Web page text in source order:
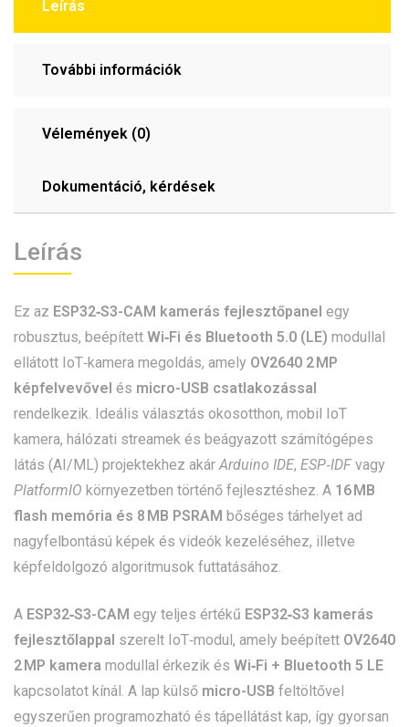
kamerás
Leírás
További információk
Vélemények (0)
Dokumentáció, kérdések
Leírás
Ez az ESP32‑S3-CAM kamerás fejlesztőpanel egy
robusztus, beépített Wi‑Fi és Bluetooth 5.0 (LE) modullal
ellátott IoT‑kamera megoldás, amely OV2640 2 MP
képfelvevővel és micro-USB csatlakozással
rendelkezik. Ideális választás okosotthon, mobil IoT
kamera, hálózati streamek és beágyazott számítógépes
látás (AI/ML) projektekhez akárArduino IDE, ESP‑IDF vagy
PlatformIO környezetben történő fejlesztéshez. A 16 MB
flash memória és 8 MB PSRAM bőséges tárhelyet ad
nagyfelbontású képek és videók kezeléséhez, illetve
képfeldolgozó algoritmusok futtatásához.
A ESP32‑S3-CAM egy teljes értékű ESP32‑S3 kamerás
fejlesztőlappal szerelt IoT‑modul, amely beépített OV2640
2 MP kamera modullal érkezik és Wi‑Fi + Bluetooth 5 LE
kapcsolatot kínál. A lap külső micro-USB feltöltővel
egyszerűen programozható és tápellátást kap, így gyorsan